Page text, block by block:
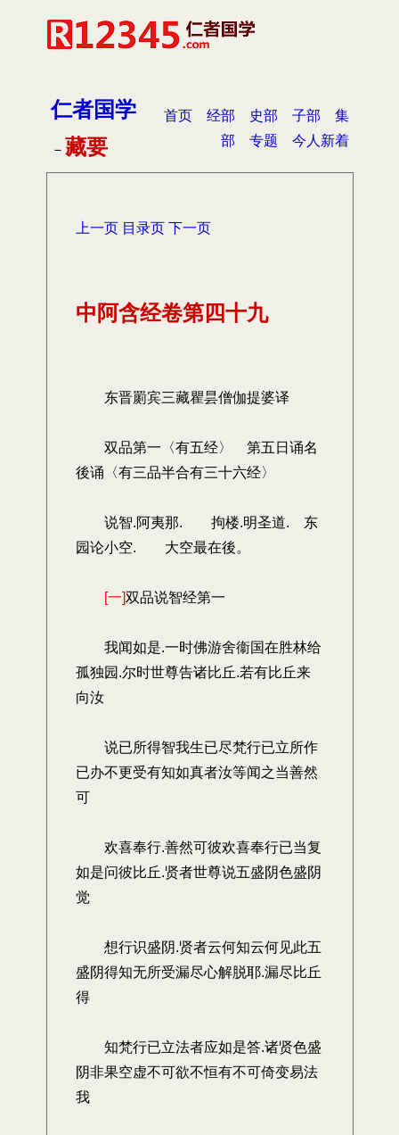
仁者国学
－ 藏要
首页 经部 史部 子部
集
部
专题 今人新着
上一页 目录页 下一页
中阿含经卷第四十九
东晋罽宾三藏瞿昙僧伽提婆译
双品第一〈有五经〉 第五日诵名
後诵〈有三品半合有三十六经〉
说智.阿夷那. 拘楼.明圣道. 东
园论小空. 大空最在後。
[一]双品说智经第一
我闻如是.一时佛游舍衞国在胜林给
孤独园.尔时世尊告诸比丘.若有比丘来
向汝
说已所得智我生已尽梵行已立所作
已办不更受有知如真者汝等闻之当善然
可
欢喜奉行.善然可彼欢喜奉行已当复
如是问彼比丘.贤者世尊说五盛阴色盛阴
觉
想行识盛阴.贤者云何知云何见此五
盛阴得知无所受漏尽心解脱耶.漏尽比丘
得
知梵行已立法者应如是答.诸贤色盛
阴非果空虚不可欲不恒有不可倚变易法
我